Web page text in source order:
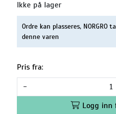
Ikke på lager
Ordre kan plasseres,
denne varen
Pris fra:
-
Logg inn